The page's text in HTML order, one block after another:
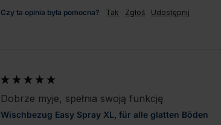
Czy ta opinia była pomocna? Tak Zgłoś Udostępnij
Dobrze myje, spełnia swoją funkcję
Wischbezug Easy Spray XL, für alle glatten Böden